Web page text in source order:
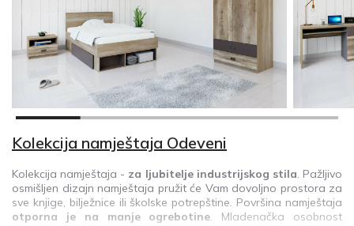
Kolekcija namještaja Odeveni
Kolekcija namještaja - za ljubitelje industrijskog stila. Pažljivo
osmišljen dizajn namještaja pružit će Vam dovoljno prostora za
sve knjige, bilježnice ili školske potrepštine. Površina namještaja
otporna je na manje ogrebotine. Mladenačka osobnost